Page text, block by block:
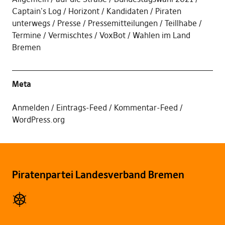
Captain's Log
Horizont Kandidaten
Piraten
unterwegs
Presse Pressemitteilungen
Teillhabe
Termine
Vermischtes VoxBot
Wahlen im Land
Bremen
Meta
Anmelden Eintrags-Feed
Kommentar-Feed
WordPress.org
Piratenpartei Landesverband Bremen